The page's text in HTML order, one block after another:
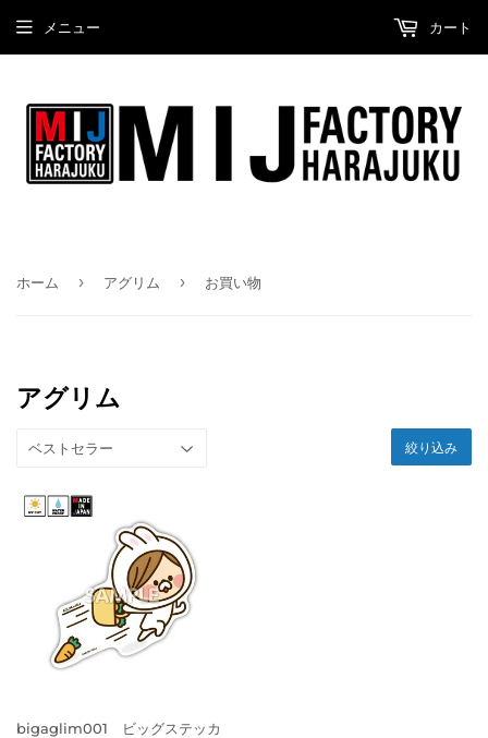
メニュー カート
ホーム › アグリム › お買い物
アグリム
絞り込み
bigaglim001 ビッグステッカ